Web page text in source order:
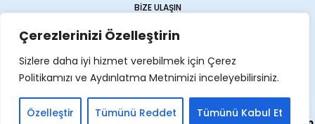
Çerezlerinizi Özelleştirin
Sizlere daha iyi hizmet verebilmek için Çerez
Politikamızı ve Aydınlatma Metnimizi inceleyebilirsiniz.
Özelleştir Tümünü Reddet Tümünü Kabul Et
BIZE ULAŞIN